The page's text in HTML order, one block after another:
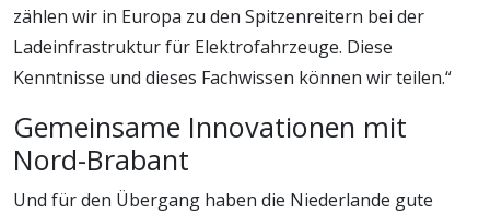
zählen wir in Europa zu den Spitzenreitern bei der
Ladeinfrastruktur für Elektrofahrzeuge. Diese
Kenntnisse und dieses Fachwissen können wir teilen.“
Gemeinsame Innovationen mit
Nord-Brabant
Und für den Übergang haben die Niederlande gute